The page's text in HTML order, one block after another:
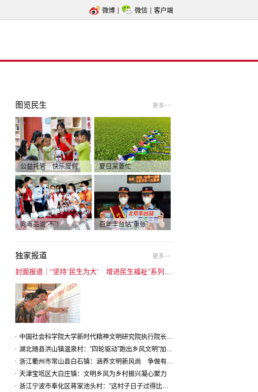
微博 微信 客户端
图览民生 更多>>
公益托管 快乐度假 夏日采菱忙
向毒品说“不”！ 百年丰台站“重张”
独家报道 更多>>
中国社会科学院大学新时代精神文明研究院执行院长王维国：文明村镇创建为乡村注入持久发展动力
湖北随县洪山镇温泉村：“四轮驱动”跑出乡风文明“加速度”
浙江衢州市常山县白石镇：涵养文明新风尚 争做有礼白石人
天津宝坻区大白庄镇：文明乡风为乡村振兴凝心聚力
浙江宁波市奉化区蒋家池头村：“这村子日子过得比城里还舒心”